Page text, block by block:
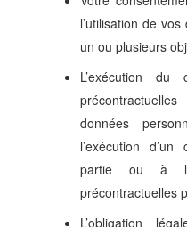
l’utilisation de
un ou plusieurs
L’exécution
données
l’exécution
partie ou à
précontractuelles
L’obligation